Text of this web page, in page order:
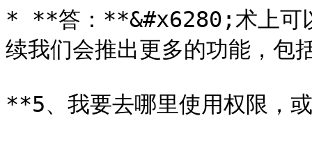
* **答：**&#x6280;术上可
续我们会推出更多的功能，包
**5、我要去哪里使用权限，